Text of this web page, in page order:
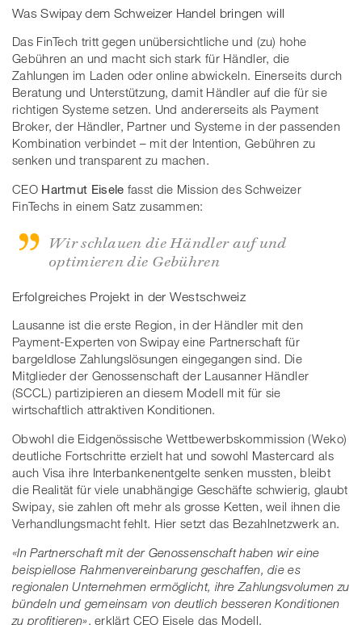
Was Swipay dem Schweizer Handel bringen will
Das FinTech tritt gegen unübersichtliche und (zu) hohe
Gebühren an und macht sich stark für Händler, die
Zahlungen im Laden oder online abwickeln. Einerseits durch
Beratung und Unterstützung, damit Händler auf die für sie
richtigen Systeme setzen. Und andererseits als Payment
Broker, der Händler, Partner und Systeme in der passenden
Kombination verbindet – mit der Intention, Gebühren zu
senken und transparent zu machen.
CEO Hartmut Eisele fasst die Mission des Schweizer
FinTechs in einem Satz zusammen:
Wir schlauen die Händler auf und
optimieren die Gebühren
Erfolgreiches Projekt in der Westschweiz
Lausanne ist die erste Region, in der Händler mit den
Payment-Experten von Swipay eine Partnerschaft für
bargeldlose Zahlungslösungen eingegangen sind. Die
Mitglieder der Genossenschaft der Lausanner Händler
(SCCL) partizipieren an diesem Modell mit für sie
wirtschaftlich attraktiven Konditionen.
Obwohl die Eidgenössische Wettbewerbskommission (Weko)
deutliche Fortschritte erzielt hat und sowohl Mastercard als
auch Visa ihre Interbankenentgelte senken mussten, bleibt
die Realität für viele unabhängige Geschäfte schwierig, glaubt
Swipay, sie zahlen oft mehr als grosse Ketten, weil ihnen die
Verhandlungsmacht fehlt. Hier setzt das Bezahlnetzwerk an.
«In Partnerschaft mit der Genossenschaft haben wir eine
beispiellose Rahmenvereinbarung geschaffen, die es
regionalen Unternehmen ermöglicht, ihre Zahlungsvolumen zu
bündeln und gemeinsam von deutlich besseren Konditionen
zu profitieren», erklärt CEO Eisele das Modell.